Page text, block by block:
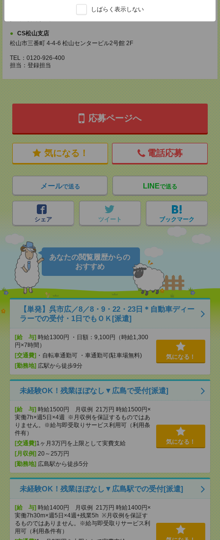
しばらく表示しない
〒760-0027 香川県高松市紺屋町9-6 高松大同生命ビル7
CS松山支店
松山市三番町 4-4-6 松山センタービル2号館 2F
TEL：0120-926-400
担当：登録担当
応募ページへ
気になる！ 電話応募
メールで送る LINEで送る
シェア ツイート ブックマーク
あなたの閲覧履歴からの
おすすめ
【単発】呉市広／8／8・9・22・23日＊自動車ディー
ラーでの受付・1日でもＯＫ[派遣]
[給 与] 時給1300円 ・日額：9,100円（時給1,300
円×7時間）
[交通費] ・自転車通勤可 ・車通勤可(駐車場無料)
[勤務地] 広駅から徒歩9分
気になる！
未経験OK！残業ほぼなし▼広島で受付[派遣]
[給 与] 時給1500円 月収例 21万円 時給1500円×
実働7h×週5日×4週 ※月収例を保証するものではあ
りません。※給与即受取りサービス利用可（利用条
件有）
[交通費] 1ヶ月3万円を上限として実費支給
[月収例] 20～25万円
[勤務地] 広島駅から徒歩5分
気になる！
未経験OK！残業ほぼなし▼広島駅での受付[派遣]
[給 与] 時給1400円 月収例 21万円 時給1400円×
実働7h30m×週5日×4週+残業5h ※月収例を保証す
るものではありません。※給与即受取りサービス利
用可（利用条件有）